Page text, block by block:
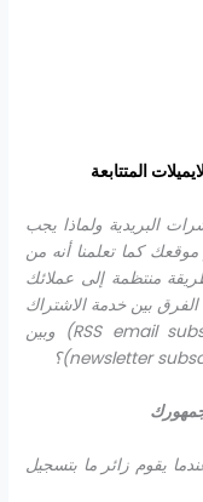
المتتابعة
البريدية ولماذا يجب
كما تعلمنا أنه من
منتظمة إلى عملائك
الفرق بين خدمة الاشتراك
RSS email) وبين
newsletter)؟
يقوم زائر ما بتسجيل